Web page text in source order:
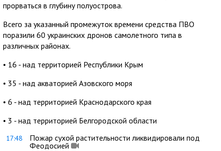
прорваться в глубину полуострова.
Всего за указанный промежуток времени средства ПВО
поразили 60 украинских дронов самолетного типа в
различных районах.
• 16 - над территорией Республики Крым
• 35 - над акваторией Азовского моря
• 6 - над территорией Краснодарского края
• 3 - над территорией Белгородской области
17:48
Пожар сухой растительности ликвидировали под
Феодосией